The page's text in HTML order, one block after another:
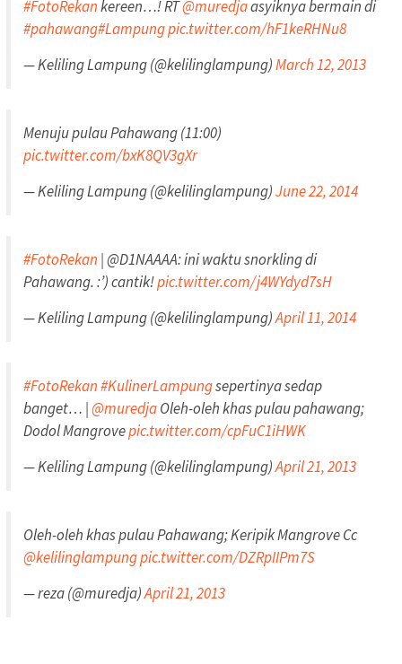
#FotoRekankereen…! RT@muredjaasyiknya bermain di
#pahawang#Lampungpic.twitter.com/hF1keRHNu8
— Keliling Lampung (@kelilinglampung)March 12, 2013
Menuju pulau Pahawang (11:00)
pic.twitter.com/bxK8QV3gXr
— Keliling Lampung (@kelilinglampung)June 22, 2014
#FotoRekan | @D1NAAAA: ini waktu snorkling di
Pahawang. :’) cantik!pic.twitter.com/j4WYdyd7sH
— Keliling Lampung (@kelilinglampung)April 11, 2014
#FotoRekan#KulinerLampungsepertinya sedap
banget… |@muredjaOleh-oleh khas pulau pahawang;
Dodol Mangrovepic.twitter.com/cpFuC1iHWK
— Keliling Lampung (@kelilinglampung)April 21, 2013
Oleh-oleh khas pulau Pahawang; Keripik Mangrove Cc
@kelilinglampungpic.twitter.com/DZRpIIPm7S
— reza (@muredja)April 21, 2013